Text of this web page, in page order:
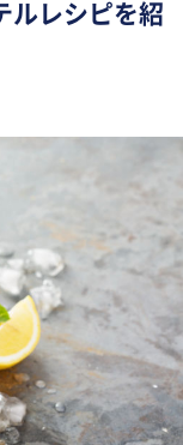
ルレシピを紹